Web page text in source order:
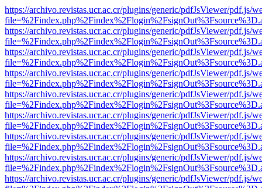
https://archivo.revistas.ucr.ac.cr/plugins/generic/pdfJsViewer/pdf.js/
https://archivo.revistas.ucr.ac.cr/plugins/generic/pdfJsViewer/pdf.js/
https://archivo.revistas.ucr.ac.cr/plugins/generic/pdfJsViewer/pdf.js/
https://archivo.revistas.ucr.ac.cr/plugins/generic/pdfJsViewer/pdf.js/
https://archivo.revistas.ucr.ac.cr/plugins/generic/pdfJsViewer/pdf.js/
https://archivo.revistas.ucr.ac.cr/plugins/generic/pdfJsViewer/pdf.js/
https://archivo.revistas.ucr.ac.cr/plugins/generic/pdfJsViewer/pdf.js/
https://archivo.revistas.ucr.ac.cr/plugins/generic/pdfJsViewer/pdf.js/
https://archivo.revistas.ucr.ac.cr/plugins/generic/pdfJsViewer/pdf.js/